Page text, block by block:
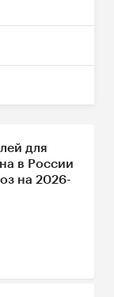
для
в России
на 2026-